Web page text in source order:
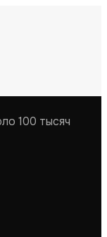
100 тысяч